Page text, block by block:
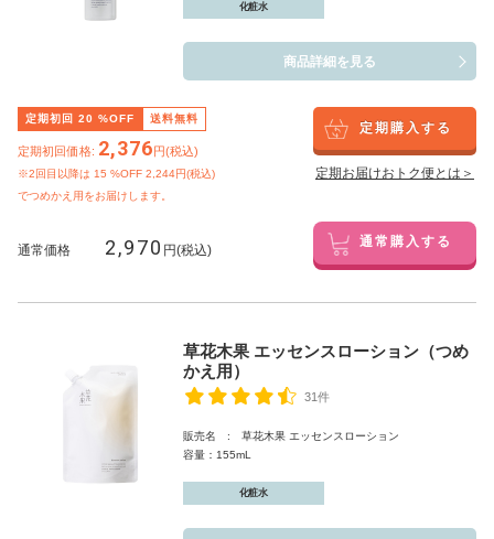
化粧水
商品詳細を見る
定期初回 20 %OFF 送料無料
定期初回価格: 2,376円(税込)
※2回目以降は 15 %OFF 2,244円(税込)
でつめかえ用をお届けします。
定期購入する
定期お届けおトク便とは＞
通常価格 2,970 円(税込) 通常購入する
草花木果 エッセンスローション（つめ
かえ用）
31件
販売名 : 草花木果 エッセンスローション
容量：155mL
化粧水